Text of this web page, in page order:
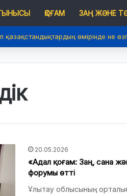
ҚОҒАМ ЗАҢ ЖӘНЕ
өмірінде не
20.05.2026
«Адал қоғам: Заң, сана
форумы өтті
Ұлытау облысының